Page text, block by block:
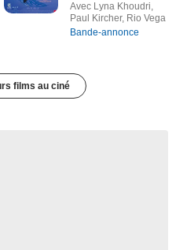
Avec Lyna Khoudri,
Paul Kircher, Rio Vega
Bande-annonce
films au ciné